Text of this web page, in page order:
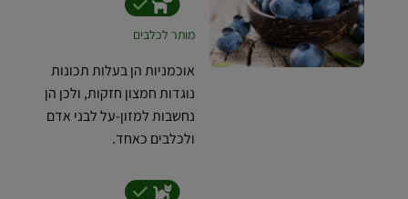
מותר לכלבים
אוכמניות הן בעלות תכונות
נוגדות חמצון חזקות, ולכן הן
נחשבות למזון-על לבני אדם
ולכלבים כאחד.